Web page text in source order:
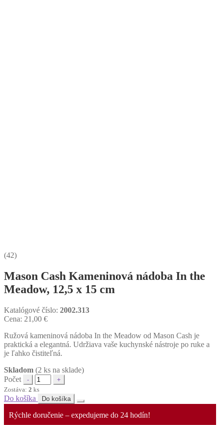
(42)
Mason Cash Kameninová nádoba In the
Meadow, 12,5 x 15 cm
Katalógové číslo: 2002.313
Cena: 21,00 €
Ružová kameninová nádoba In the Meadow od Mason Cash je
praktická a elegantná. Udržiava vaše kuchynské nástroje po ruke a
je ľahko čistiteľná.
Skladom (2 ks na sklade)
Počet
Zostáva: 2 ks
Do košíka Do košíka
Rýchle doručenie – expedujeme do 24 hodín!